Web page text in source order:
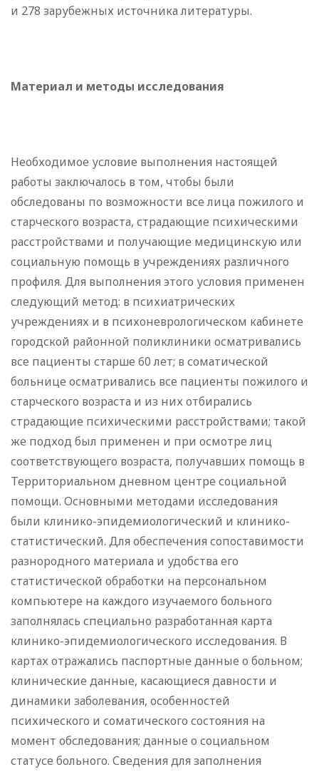
и 278 зарубежных источника литературы.
Материал и методы исследования
Необходимое условие выполнения настоящей
работы заключалось в том, чтобы были
обследованы по возможности все лица пожилого и
старческого возраста, страдающие психическими
расстройствами и получающие медицинскую или
социальную помощь в учреждениях различного
профиля. Для выполнения этого условия применен
следующий метод: в психиатрических
учреждениях и в психоневрологическом кабинете
городской районной поликлиники осматривались
все пациенты старше 60 лет; в соматической
больнице осматривались все пациенты пожилого и
старческого возраста и из них отбирались
страдающие психическими расстройствами; такой
же подход был применен и при осмотре лиц
соответствующего возраста, получавших помощь в
Территориальном дневном центре социальной
помощи. Основными методами исследования
были клинико-эпидемиологический и клинико-
статистический. Для обеспечения сопоставимости
разнородного материала и удобства его
статистической обработки на персональном
компьютере на каждого изучаемого больного
заполнялась специально разработанная карта
клинико-эпидемиологического исследования. В
картах отражались паспортные данные о больном;
клинические данные, касающиеся давности и
динамики заболевания, особенностей
психического и соматического состояния на
момент обследования; данные о социальном
статусе больного. Сведения для заполнения